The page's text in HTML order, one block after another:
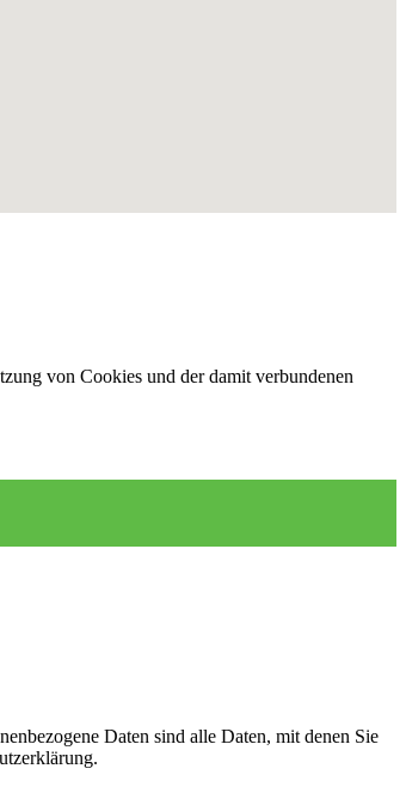
von Cookies und der damit verbundenen
Daten sind alle Daten, mit denen Sie